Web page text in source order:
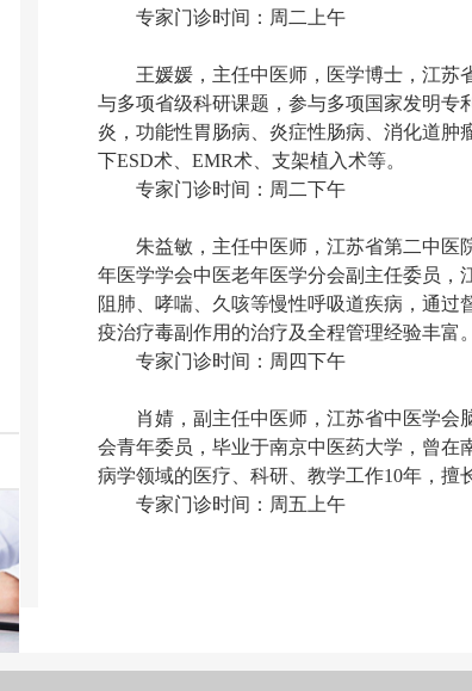
专家门诊时间：周二上午
王媛媛，主任中医师，医学博士，江苏
与多项省级科研课题，参与多项国家发明专
炎，功能性胃肠病、炎症性肠病、消化道肿
下ESD术、EMR术、支架植入术等。
专家门诊时间：周二下午
朱益敏，主任中医师，江苏省第二中医
年医学学会中医老年医学分会副主任委员，
阻肺、哮喘、久咳等慢性呼吸道疾病，通
疫治疗毒副作用的治疗及全程管理经验丰富。
专家门诊时间：周四下午
肖婧，副主任中医师，江苏省中医学
会青年委员，毕业于南京中医药大学，曾在
病学领域的医疗、科研、教学工作10年，擅
专家门诊时间：周五上午